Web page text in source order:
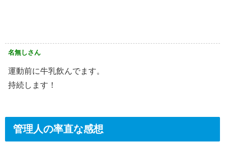
名無しさん
運動前に牛乳飲んでます。
持続します！
管理人の率直な感想